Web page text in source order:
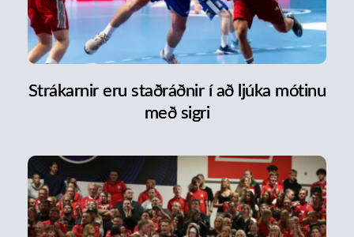
Strákarnir eru staðráðnir í að ljúka mótinu
með sigri